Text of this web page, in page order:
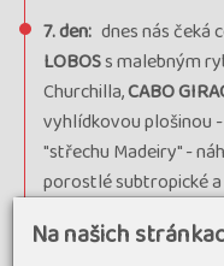
Termín
VYPRODÁNO,
garance odjezdu,
Kód termínu
Cena
7. den: dnes nás čeká
LOBOSs malebným
Churchilla,CABO
vyhlídkovou plošinou
"střechu Madeiry" -
porostlé subtropické
procházka k vodopádu
Na našich